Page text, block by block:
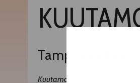
Tampereen
Kuutamokeikka
is an entire